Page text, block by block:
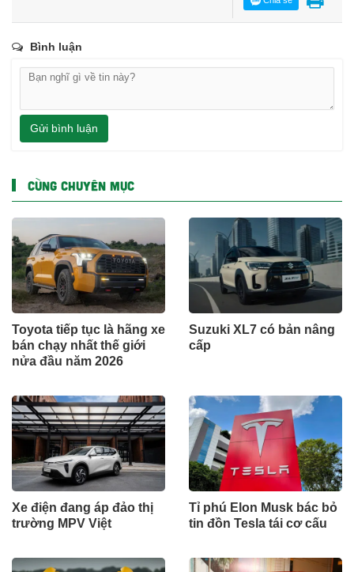
Bình luận
Gửi bình luận
CÙNG CHUYÊN MỤC
Toyota tiếp tục là hãng xe
bán chạy nhất thế giới
nửa đầu năm 2026
Suzuki XL7 có bản nâng
cấp
Xe điện đang áp đảo thị
trường MPV Việt
Tỉ phú Elon Musk bác bỏ
tin đồn Tesla tái cơ cấu